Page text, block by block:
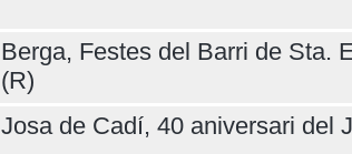
Berga, Festes del Barri de Sta.
(R)
Josa de Cadí, 40 aniversari del